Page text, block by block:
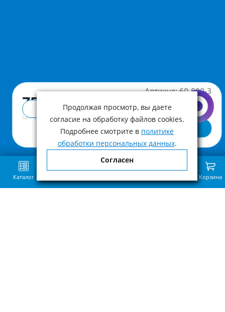
Артикул: 60-800-3
75 990 ₽
Цена с учетом НДС
В корзину
Купить в 1 клик
Каталог Корзина
Продолжая просмотр, вы даете
согласие на обработку файлов cookies.
Подробнее смотрите в политике
обработки персональных данных.
Согласен